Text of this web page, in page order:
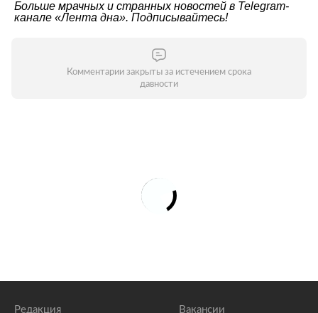
Больше мрачных и странных новостей в Telegram-
канале «Лента дна». Подписывайтесь!
Комментарии закрыты за истечением срока
давности
Редакция Вакансии